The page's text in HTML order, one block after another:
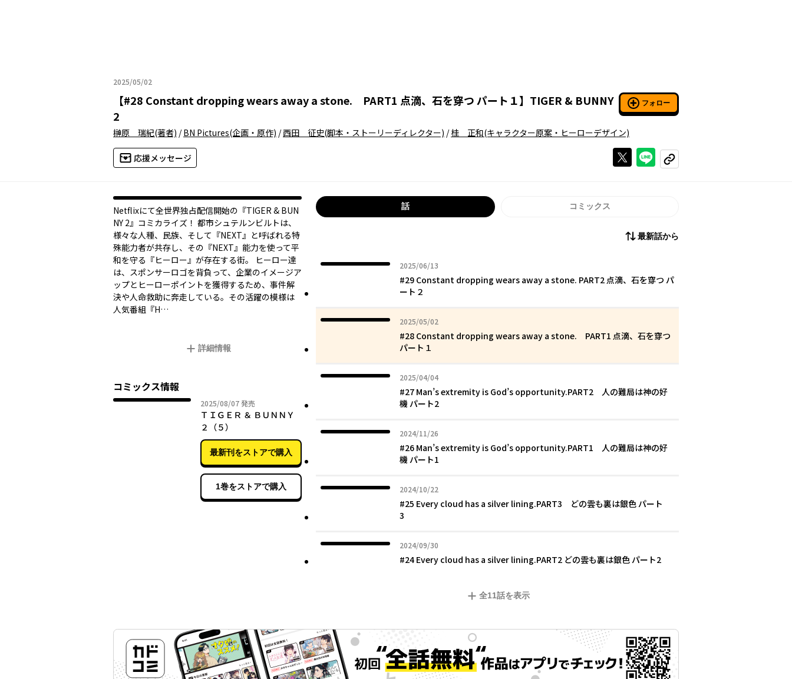
2025/05/02
2025年05月02日
【#28 Constant dropping wears away a stone. PART1 点滴、石を穿つ パート１】 TIGER & BUNNY
2
フォロー
榊原 瑞紀(著者) /BN Pictures(企画・原作) /西田 征史(脚本・ストーリーディレクター) /桂 正和(キャラクター原案・ヒーローデザイン)
応援メッセージ Xで投稿するラインでシェアする
コピーする
Netflixにて全世界独占配信開始の『TIGER & BUN
NY 2』コミカライズ！ 都市シュテルンビルトは、
様々な人種、民族、そして『NEXT』と呼ばれる特
殊能力者が共存し、その『NEXT』能力を使って平
和を守る『ヒーロー』が存在する街。 ヒーロー達
は、スポンサーロゴを背負って、企業のイメージア
ップとヒーローポイントを獲得するため、事件解
決や人命救助に奔走している。その活躍の模様は
人気番組『H…
詳細情報
コミックス情報
2025/08/072025年08月07日
発売
ＴＩＧＥＲ ＆ ＢＵＮＮＹ
２（５）
最新刊をストアで購入
1巻をストアで購入
話 コミックス
最新話から
2025/06/13
2025年06月13日
#29 Constant dropping wears away a stone. PART2 点滴、石を穿つ パ
ート２
2025/05/02
2025年05月02日
#28 Constant dropping wears away a stone. PART1 点滴、石を穿つ
パート１
2025/04/04
2025年04月04日
#27 Man’s extremity is God’s opportunity.PART2 人の難局は神の好
機 パート2
2024/11/26
2024年11月26日
#26 Man’s extremity is God’s opportunity.PART1 人の難局は神の好
機 パート1
2024/10/22
2024年10月22日
#25 Every cloud has a silver lining.PART3 どの雲も裏は銀色 パート
3
2024/09/30
2024年09月30日
#24 Every cloud has a silver lining.PART2 どの雲も裏は銀色 パート2
全11話を表示